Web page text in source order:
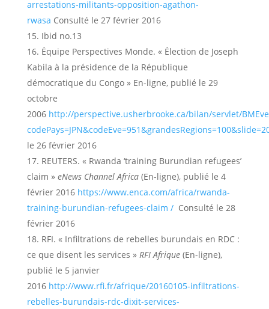
arrestations-militants-opposition-agathon-
rwasa Consulté le 27 février 2016
Ibid no.13
Équipe Perspectives Monde. « Élection de Joseph
Kabila à la présidence de la République
démocratique du Congo » En-ligne, publié le 29
octobre
2006 http://perspective.usherbrooke.ca/bilan/servlet/
le 26 février 2016
REUTERS. « Rwanda ‘training Burundian refugees’
claim » eNews Channel Africa(En-ligne), publié le 4
février 2016 https://www.enca.com/africa/rwanda-
training-burundian-refugees-claim /Consulté le 28
février 2016
RFI. « Infiltrations de rebelles burundais en RDC :
ce que disent les services » RFI Afrique(En-ligne),
publié le 5 janvier
2016 http://www.rfi.fr/afrique/20160105-infiltrations-
rebelles-burundais-rdc-dixit-services-